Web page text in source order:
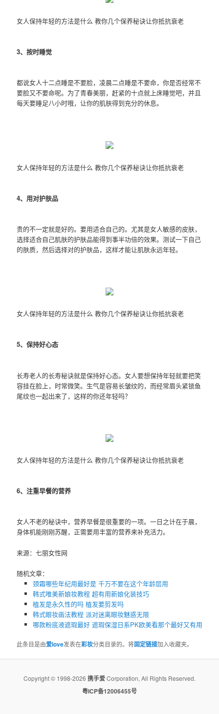
女人保持年轻的方法是什么 教你几个保养秘诀让你抵抗衰老
3、按时睡觉
都说女人十二点睡是不要脸，凌晨二点睡是不要命，你是否经常不
要脸又不要命呢。为了青春美丽，赶紧的十点就上床睡觉吧，并且
每天要睡足八小时哦，让你的肌肤得到充分的休息。
女人保持年轻的方法是什么 教你几个保养秘诀让你抵抗衰老
4、用对护肤品
贵的不一定就是好的。要用适合自己的。尤其是女人敏感的皮肤，
选择适合自己肌肤的护肤品能得到事半功倍的效果。测试一下自己
的肤质，然后选择对的护肤品，这样才能让肌肤永远年轻。
女人保持年轻的方法是什么 教你几个保养秘诀让你抵抗衰老
5、保持好心态
长寿老人的长寿秘诀就是保持好心态。女人要想保持年轻就要把笑
容挂在脸上，时常微笑。生气是容易长皱纹的，而经常眉头紧锁鱼
尾纹也一起出来了，这样的你还年轻吗？
女人保持年轻的方法是什么 教你几个保养秘诀让你抵抗衰老
6、注重早餐的营养
女人不老的秘诀中，营养早餐是很重要的一项。一日之计在于晨，
身体机能刚刚苏醒，正需要用丰富的营养来补充活力。
来源：七丽女性网
随机文章：
颈霜哪些年纪用最好是 千万不要在这个年龄层用
韩式唯美新娘妆教程 超有用新娘化装技巧
植发是永久性的吗 植发要剪发吗
韩式眼妆画法教程 派对迷离眼妆魅惑无限
哪款粉底液遮瑕最好 遮瑕保湿日系PK欧美看那个最好又有用
此条目是由爱love发表在彩妆分类目录的。将固定链接加入收藏夹。
Copyright © 1998-2026 携手爱Corporation, All Rights Reserved.
粤ICP备12006455号